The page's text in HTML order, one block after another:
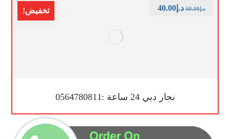
تخفيض!
نجار دبي 24 ساعة :0564780811
د.إ60.00 د.إ40.00